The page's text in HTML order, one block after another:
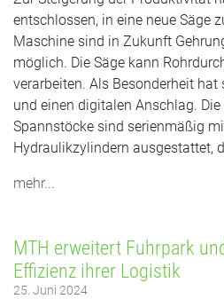
entschlossen, in eine neue Säge
Maschine sind in Zukunft
möglich. Die Säge kann
verarbeiten. Als Besonderheit
und einen digitalen Anschlag.
Spannstöcke sind serienmäßig
Hydraulikzylindern ausgestattet,
mehr...
MTH erweitert Fuhrpark
Effizienz ihrer Logistik
25. Juni 2024